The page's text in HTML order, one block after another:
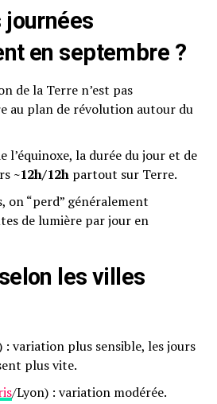
journées
en septembre ?
de la Terre n’est pas
au plan de révolution autour du
l’équinoxe, la durée du jour et de
~12h/12hpartout sur Terre.
on “perd” généralement
de lumière par jour en
les villes
: variation plus sensible, les jours
plus vite.
/Lyon) : variation modérée.